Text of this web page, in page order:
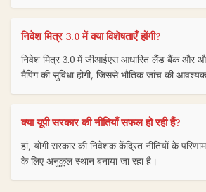
निवेश मित्र 3.0 में क्या विशेषताएँ होंगी?
निवेश मित्र 3.0 में जीआईएस आधारित लैंड बैंक और
मैपिंग की सुविधा होगी, जिससे भौतिक जांच की
क्या यूपी सरकार की नीतियाँ सफल हो रही हैं?
हां, योगी सरकार की निवेशक केंद्रित नीतियों के
के लिए अनुकूल स्थान बनाया जा रहा है।